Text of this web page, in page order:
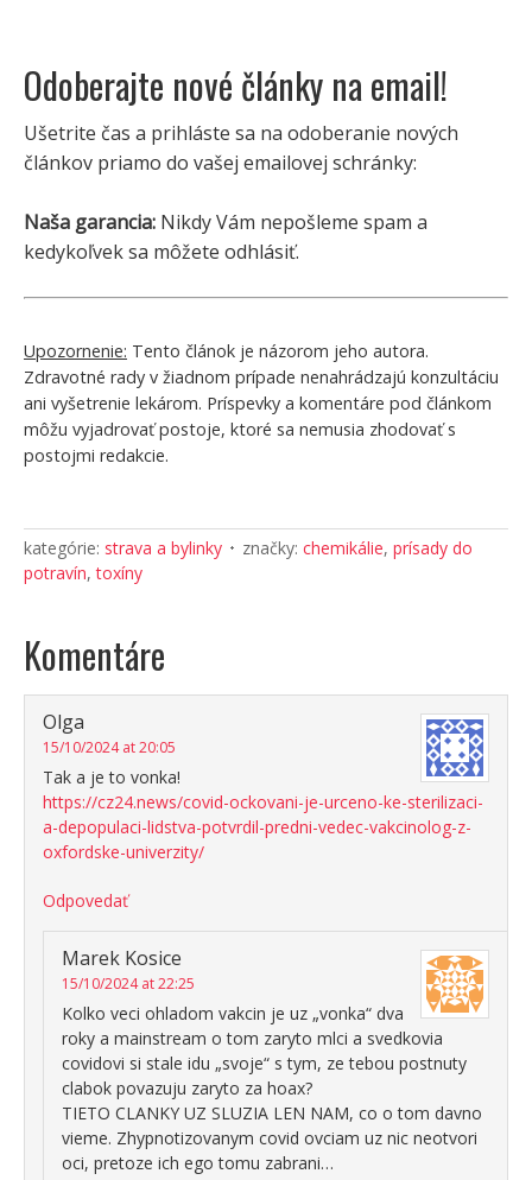
Odoberajte nové články na email!
Ušetrite čas a prihláste sa na odoberanie nových
článkov priamo do vašej emailovej schránky:
Naša garancia: Nikdy Vám nepošleme spam a
kedykoľvek sa môžete odhlásiť.
Upozornenie: Tento článok je názorom jeho autora.
Zdravotné rady v žiadnom prípade nenahrádzajú konzultáciu
ani vyšetrenie lekárom. Príspevky a komentáre pod článkom
môžu vyjadrovať postoje, ktoré sa nemusia zhodovať s
postojmi redakcie.
kategórie: strava a bylinky značky: chemikálie, prísady do
potravín,toxíny
Komentáre
Olga
15/10/2024 at 20:05
Tak a je to vonka!
https://cz24.news/covid-ockovani-je-urceno-ke-sterilizaci-
a-depopulaci-lidstva-potvrdil-predni-vedec-vakcinolog-z-
oxfordske-univerzity/
Odpovedať
Marek Kosice
15/10/2024 at 22:25
Kolko veci ohladom vakcin je uz „vonka“ dva
roky a mainstream o tom zaryto mlci a svedkovia
covidovi si stale idu „svoje“ s tym, ze tebou postnuty
clabok povazuju zaryto za hoax?
TIETO CLANKY UZ SLUZIA LEN NAM, co o tom davno
vieme. Zhypnotizovanym covid ovciam uz nic neotvori
oci, pretoze ich ego tomu zabrani…